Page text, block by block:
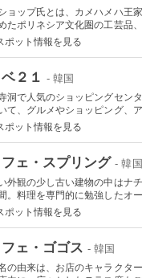
ョップ氏とは、カメハメハ王
たポリネシア文化圏の工芸品
ポット情報を見る
２１ - 韓国
洞で人気のショッピングセン
て、グルメやショッピング、
ポット情報を見る
フェ・スプリング - 韓国
外観の少し古い建物の中はナ
。料理を専門的に勉強したオ
ポット情報を見る
フェ・ゴゴス - 韓国
の由来は、お店のキャラクタ